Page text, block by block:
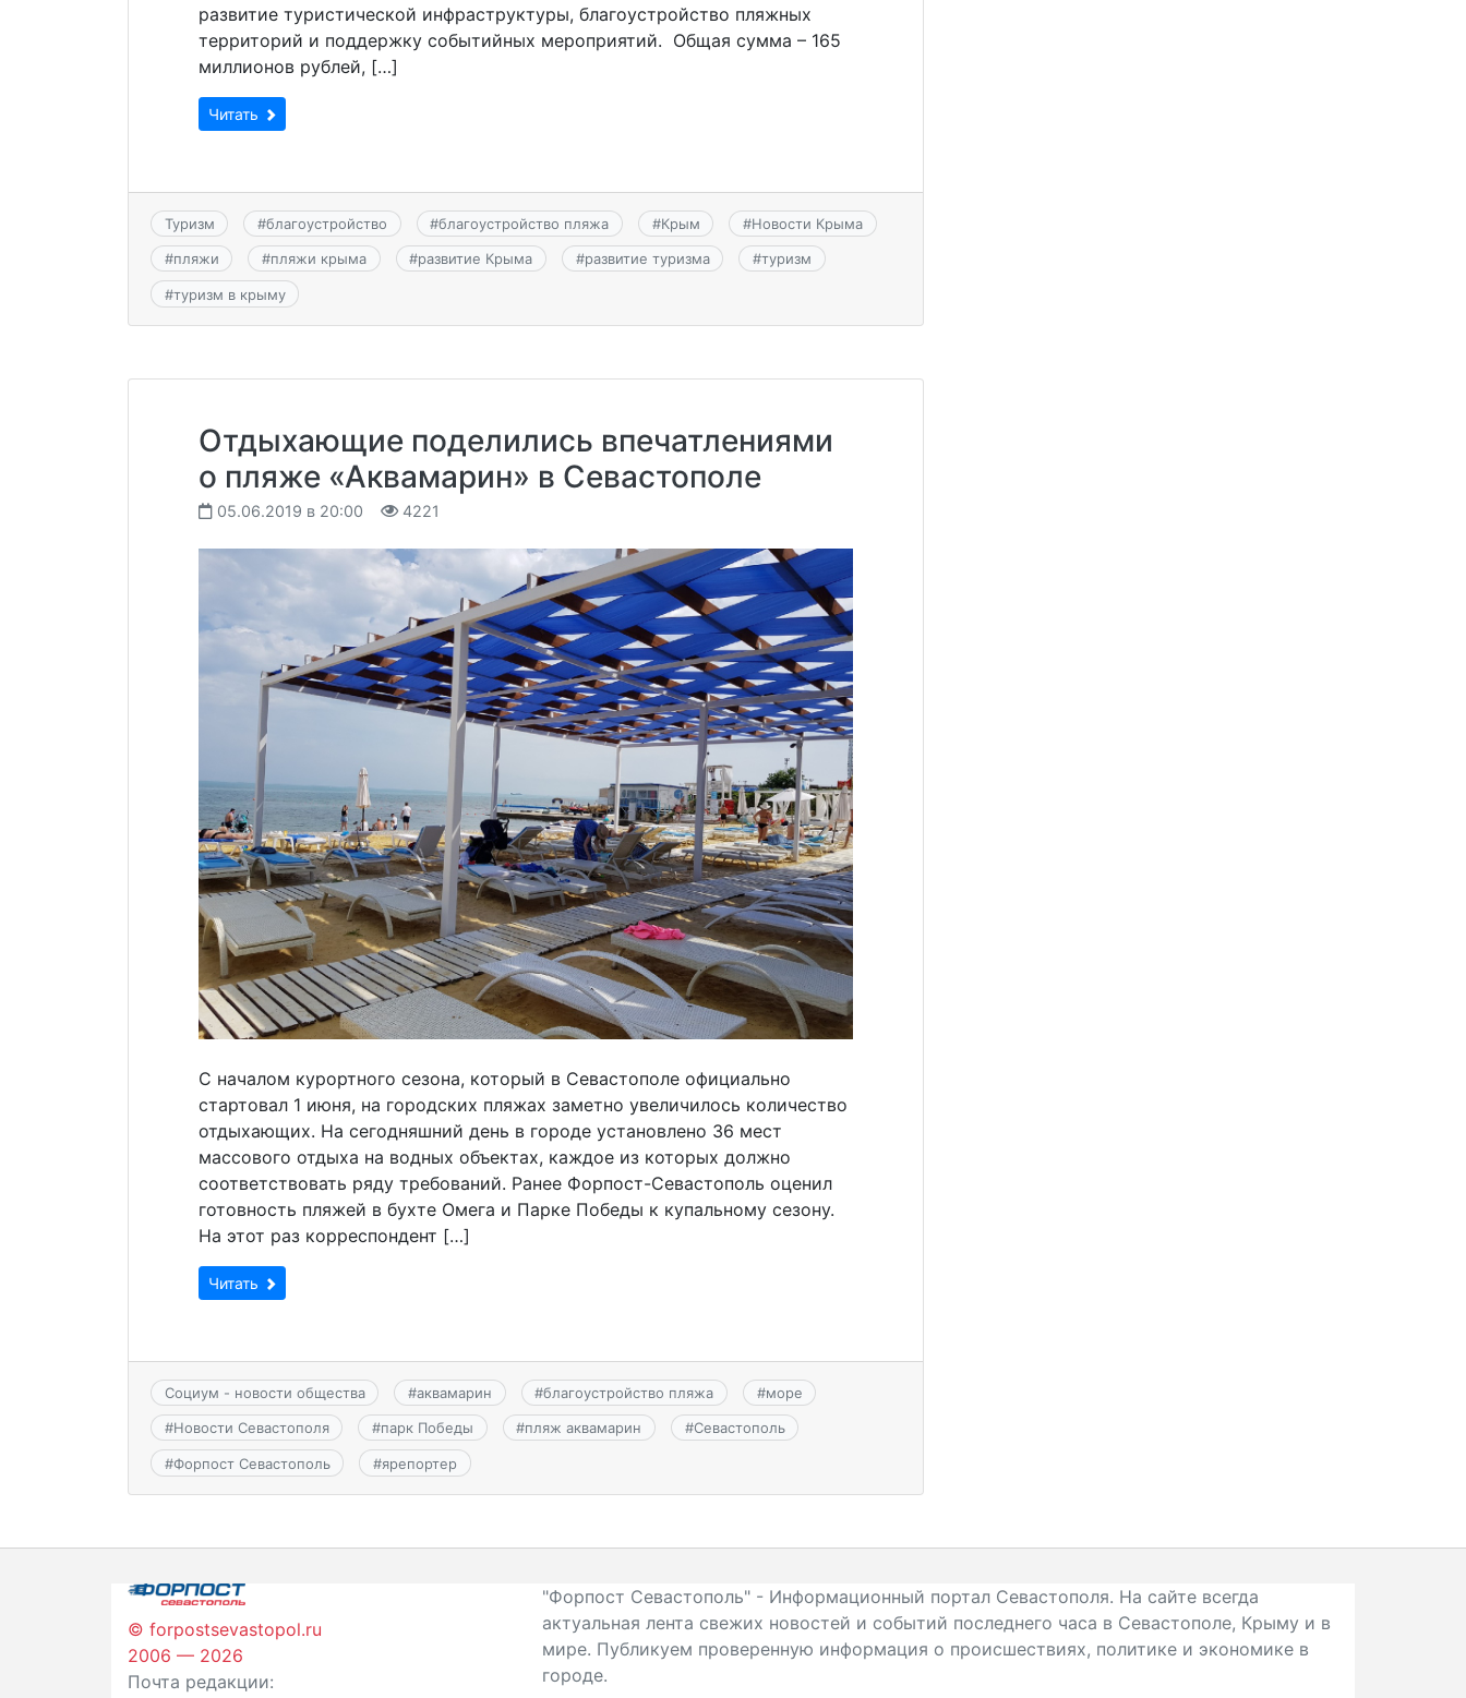
развитие туристической инфраструктуры, благоустройство пляжных
территорий и поддержку событийных мероприятий. Общая сумма – 165
миллионов рублей, […]
Читать
Туризм #благоустройство #благоустройство пляжа #Крым #Новости Крыма
#пляжи #пляжи крыма #развитие Крыма #развитие туризма #туризм
#туризм в крыму
Отдыхающие поделились впечатлениями
о пляже «Аквамарин» в Севастополе
05.06.2019 в 20:00 4221
С началом курортного сезона, который в Севастополе официально
стартовал 1 июня, на городских пляжах заметно увеличилось количество
отдыхающих. На сегодняшний день в городе установлено 36 мест
массового отдыха на водных объектах, каждое из которых должно
соответствовать ряду требований. Ранее Форпост-Севастополь оценил
готовность пляжей в бухте Омега и Парке Победы к купальному сезону.
На этот раз корреспондент […]
Читать
Социум - новости общества #аквамарин #благоустройство пляжа #море
#Новости Севастополя #парк Победы #пляж аквамарин #Севастополь
#Форпост Севастополь #ярепортер
© forpostsevastopol.ru
2006 — 2026
Почта редакции:
"Форпост Севастополь" - Информационный портал Севастополя. На сайте всегда
актуальная лента свежих новостей и событий последнего часа в Севастополе, Крыму и в
мире. Публикуем проверенную информация о происшествиях, политике и экономике в
городе.